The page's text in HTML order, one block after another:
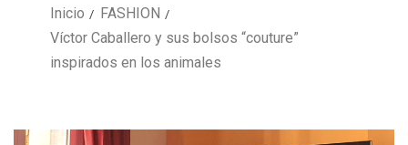
Inicio
FASHION
Víctor Caballero y sus bolsos “couture”
inspirados en los animales